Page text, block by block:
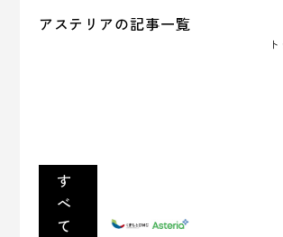
アステリアの記事一覧
す
べ
て